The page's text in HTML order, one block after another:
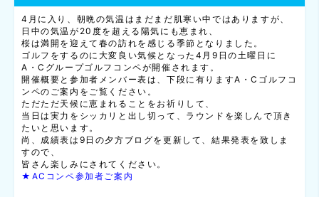
4月に入り、朝晩の気温はまだまだ肌寒い中ではありますが、
日中の気温が20度を超える陽気にも恵まれ、
桜は満開を迎えて春の訪れを感じる季節となりました。
ゴルフをするのに大変良い気候となった4月9日の土曜日に
A・Cグループゴルフコンペが開催されます。
開催概要と参加者メンバー表は、下段に有りますA・Cゴルフコ
ンペのご案内をご覧ください。
ただただ天候に恵まれることをお祈りして、
当日は実力をシッカリと出し切って、ラウンドを楽しんで頂き
たいと思います。
尚、成績表は9日の夕方ブログを更新して、結果発表を致しま
すので、
皆さん楽しみにされてください。
★ACコンペ参加者ご案内